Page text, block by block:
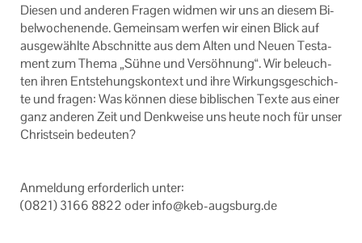
Die­sen und an­de­ren Fra­gen wid­men wir uns an die­sem Bi­
bel­wo­chen­en­de. Ge­mein­sam wer­fen wir einen Blick auf
aus­ge­wähl­te Ab­schnit­te aus dem Alten und Neuen Tes­ta­
ment zum Thema „Sühne und Ver­söh­nung“. Wir be­leuch­
ten ihren Ent­ste­hungs­kon­text und ihre Wir­kungs­ge­schich­
te und fra­gen: Was kön­nen diese bi­bli­schen Texte aus einer
ganz an­de­ren Zeit und Denk­wei­se uns heute noch für unser
Christ­sein be­deu­ten?
An­mel­dung er­for­der­lich unter:
(0821) 3166 8822 oder info@keb-​augsburg.de